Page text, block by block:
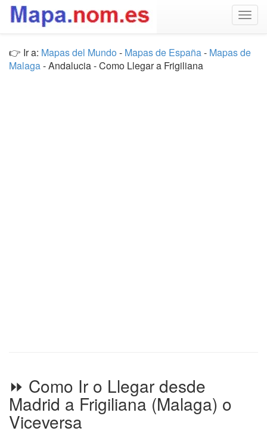
👉 Ir a: Mapas del Mundo - Mapas de España- Mapas de
Malaga- Andalucia - Como Llegar a Frigiliana
⏩ Como Ir o Llegar desde
Madrid a Frigiliana (Malaga) o
Viceversa